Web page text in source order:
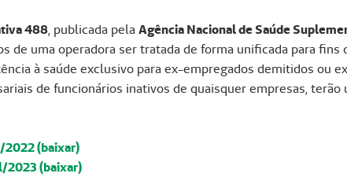
488, publicada pela Agência Nacional de Saúde
de uma operadora ser tratada de forma unificada para
à saúde exclusivo para ex-empregados demitidos ou
de funcionários inativos de quaisquer empresas,
2022 (baixar)
2023 (baixar)